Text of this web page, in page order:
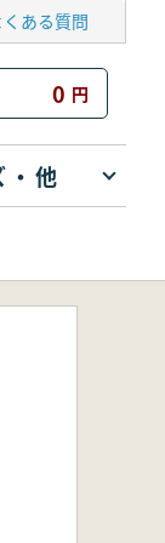
くある質問
0 円
・他